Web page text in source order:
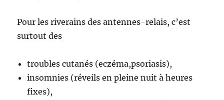
Pour les riverains des antennes-relais, c’est
surtout des
troubles cutanés (eczéma,psoriasis),
insomnies (réveils en pleine nuit à heures
fixes),